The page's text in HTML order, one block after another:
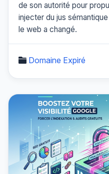
de son autorité pour
injecter du jus
le web a changé.
Domaine Expiré